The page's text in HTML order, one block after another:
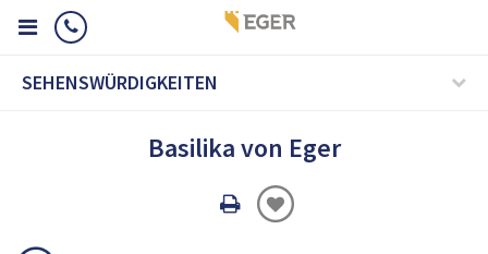
SEHENSWÜRDIGKEITEN
Basilika von Eger
Oldal